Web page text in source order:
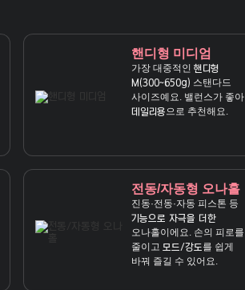
핸디형 미디엄
가장 대중적인 핸디형
M(300~650g) 스탠다드
사이즈예요. 밸런스가 좋아
데일리용으로 추천해요.
전동/자동형 오나홀
진동·전동·자동 피스톤 등
기능으로 자극을 더한
오나홀이에요. 손의 피로를
줄이고 모드/강도를 쉽게
바꿔 즐길 수 있어요.